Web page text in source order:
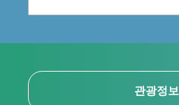
관광정보